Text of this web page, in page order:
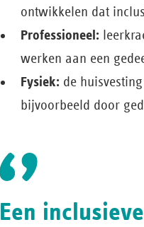
ontwikkelen dat
Professioneel:
werken aan een
Fysiek: de
bijvoorbeeld door
Een inclusieve